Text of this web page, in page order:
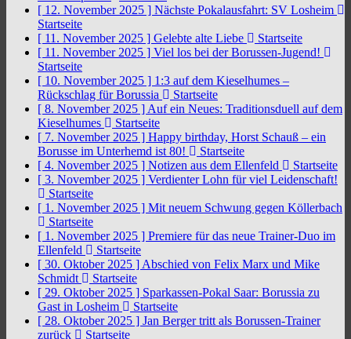
[ 12. November 2025 ] Nächste Pokalausfahrt: SV Losheim
Startseite
[ 11. November 2025 ] Gelebte alte Liebe
Startseite
[ 11. November 2025 ] Viel los bei der Borussen-Jugend!
Startseite
[ 10. November 2025 ] 1:3 auf dem Kieselhumes –
Rückschlag für Borussia
Startseite
[ 8. November 2025 ] Auf ein Neues: Traditionsduell auf dem
Kieselhumes
Startseite
[ 7. November 2025 ] Happy birthday, Horst Schauß – ein
Borusse im Unterhemd ist 80!
Startseite
[ 4. November 2025 ] Notizen aus dem Ellenfeld
Startseite
[ 3. November 2025 ] Verdienter Lohn für viel Leidenschaft!
Startseite
[ 1. November 2025 ] Mit neuem Schwung gegen Köllerbach
Startseite
[ 1. November 2025 ] Premiere für das neue Trainer-Duo im
Ellenfeld
Startseite
[ 30. Oktober 2025 ] Abschied von Felix Marx und Mike
Schmidt
Startseite
[ 29. Oktober 2025 ] Sparkassen-Pokal Saar: Borussia zu
Gast in Losheim
Startseite
[ 28. Oktober 2025 ] Jan Berger tritt als Borussen-Trainer
zurück
Startseite